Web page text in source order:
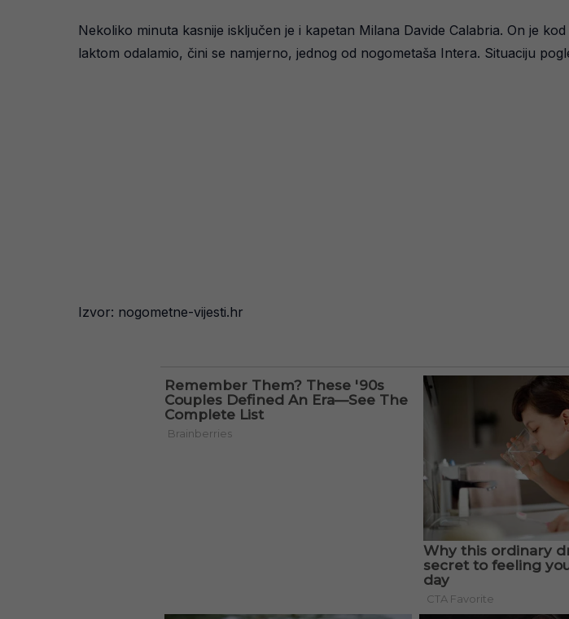
Nekoliko minuta kasnije isključen je i kapetan Milana Davide Calabria. On je
laktom odalamio, čini se namjerno, jednog od nogometaša Intera. Situaciju
Izvor: nogometne-vijesti.hr